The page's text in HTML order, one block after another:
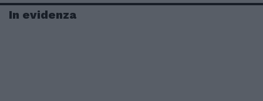
In evidenza